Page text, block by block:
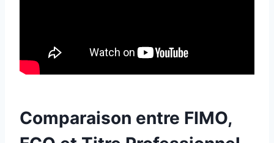
Comparaison entre FIMO,